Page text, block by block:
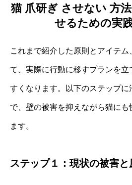
猫 爪研ぎ させない 方
せるための実
これまで紹介した原則とアイテ
て、実際に行動に移すプランを
すくなります。以下のステップに
で、壁の被害を抑えながら猫にも
ます。
ステップ１：現状の被害